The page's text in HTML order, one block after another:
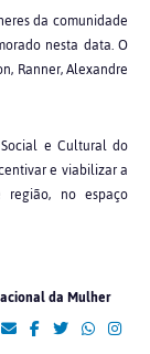
da comunidade
nesta data. O
Ranner, Alexandre
e Cultural do
e viabilizar a
no espaço
da Mulher